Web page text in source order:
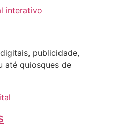
publicidade,
até quiosques de